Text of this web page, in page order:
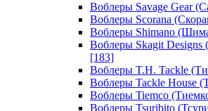
Воблеры Savage Gear
Воблеры Scorana
Воблеры Shimano
Воблеры Skagit Designs
[183]
Воблеры T.H. Tackle
Воблеры Tackle House
Воблеры Tiemco
Воблеры Tsuribito